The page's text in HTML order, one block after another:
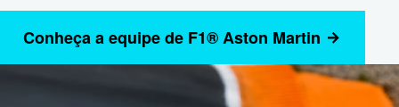
Conheça a equipe de F1® Aston Martin